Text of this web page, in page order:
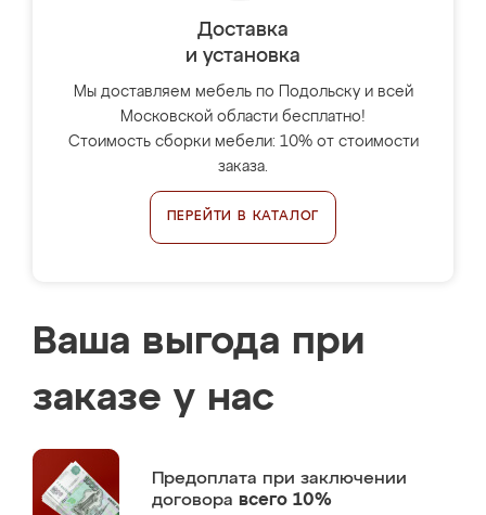
Доставка
и установка
Мы доставляем мебель по Подольску и всей
Московской области бесплатно!
Стоимость сборки мебели: 10% от стоимости
заказа.
ПЕРЕЙТИ В КАТАЛОГ
Ваша выгода при
заказе у нас
Предоплата при заключении
договора всего 10%